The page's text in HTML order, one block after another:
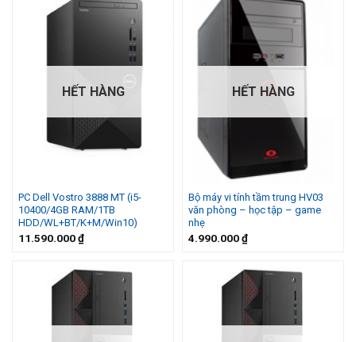
HẾT HÀNG
PC Dell Vostro 3888 MT (i5-
10400/4GB RAM/1TB
HDD/WL+BT/K+M/Win10)
11.590.000₫
HẾT HÀNG
Bộ máy vi tính tầm trung HV03
văn phòng – học tập – game
nhẹ
4.990.000₫